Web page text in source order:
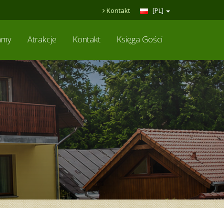
[PL]
Kontakt
Atrakcje Kontakt Księga Gości